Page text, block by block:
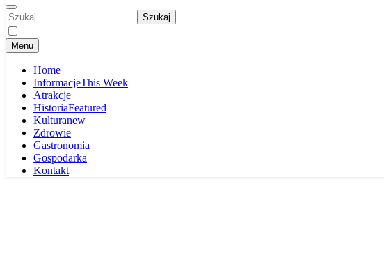
Szukaj:
Menu
Home
InformacjeThis Week
Atrakcje
HistoriaFeatured
Kulturanew
Zdrowie
Gastronomia
Gospodarka
Kontakt